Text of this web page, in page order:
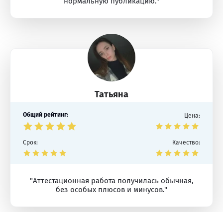
Татьяна
Общий рейтинг: Цена:
Срок: Качество:
"Аттестационная работа получилась обычная,
без особых плюсов и минусов."